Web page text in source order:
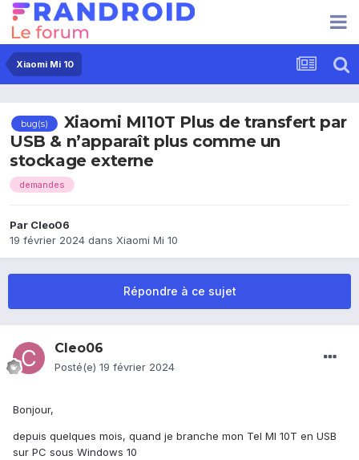
Xiaomi Mi 10
bug(s)
Xiaomi MI10T Plus de transfert par
USB & n’apparaît plus comme un
stockage externe
demandes
Par Cleo06
19 février 2024 dans Xiaomi Mi 10
Répondre à ce sujet
Cleo06
Posté(e) 19 février 2024
Bonjour,
depuis quelques mois, quand je branche mon Tel MI 10T en USB
sur PC sous Windows 10